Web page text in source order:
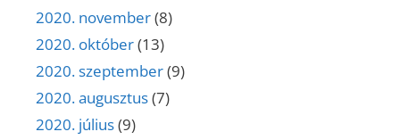
2020. november(8)
2020. október(13)
2020. szeptember(9)
2020. augusztus(7)
2020. július(9)